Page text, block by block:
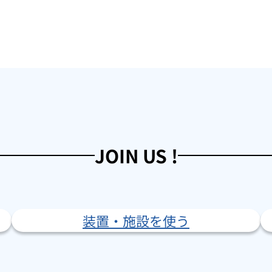
JOIN US !
装置・施設を使う